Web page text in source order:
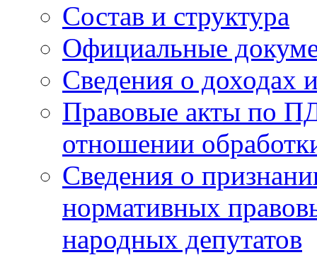
Состав и структура
Официальные
Сведения о доходах
Правовые акты по
отношении
Сведения о
нормативных
народных депутатов